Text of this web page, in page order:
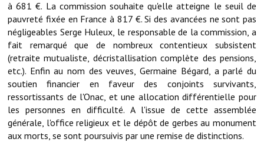
Actions et projets
Projets et travaux en cours
Procès verbaux des conseils municipaux
Communication
Le bulletin municipal : Fressinfo & Le Fressinois
Toutes les publications
à 681 €. La commission souhaite qu'elle atteigne le seuil de
pauvreté fixée en France à 817 €. Si des avancées ne sont pas
négligeables Serge Huleux, le responsable de la commission, a
fait remarqué que de nombreux contentieux subsistent
(retraite mutualiste, décristallisation complète des pensions,
etc.). Enfin au nom des veuves, Germaine Bégard, a parlé du
soutien financier en faveur des conjoints survivants,
ressortissants de l'Onac, et une allocation différentielle pour
les personnes en difficulté. A l'issue de cette assemblée
générale, l'office religieux et le dépôt de gerbes au monument
aux morts, se sont poursuivis par une remise de distinctions.